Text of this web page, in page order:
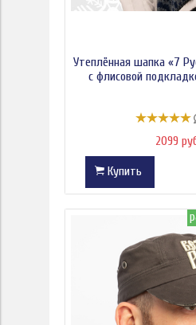
Утеплённая шапка «7
с флисовой
2099
Купить